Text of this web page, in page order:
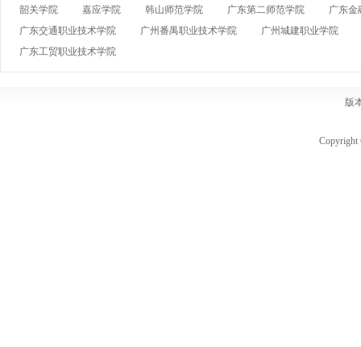
韶关学院
嘉应学院 韩山师范学院 广东第二师范学院
广东金
广东交通职业技术学院
广州番禺职业技术学院
广州城建职业学院
广东工贸职业技术学院
版